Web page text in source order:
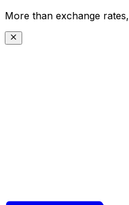
More than exchange rates,